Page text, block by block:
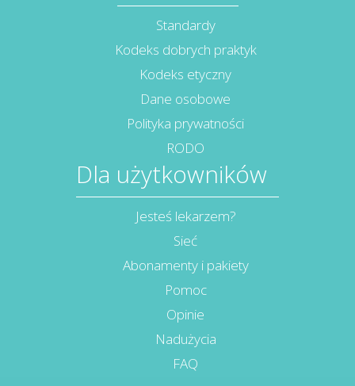
Standardy
Kodeks dobrych praktyk
Kodeks etyczny
Dane osobowe
Polityka prywatności
RODO
Dla użytkowników
Jesteś lekarzem?
Sieć
Abonamenty i pakiety
Pomoc
Opinie
Nadużycia
FAQ